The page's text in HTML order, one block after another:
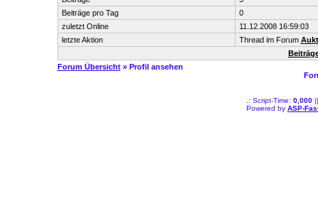
Beiträge pro Tag
0
zuletzt Online
11.12.2008 16:59:03
letzte Aktion
Thread im Forum
Forum Übersicht» Profil ansehen
.: Script-Time: 0,000||
Powered by ASP-